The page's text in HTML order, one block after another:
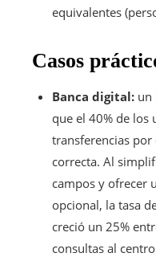
equivalentes
Casos
Banca digital: un
que el 40% de los
transferencias por
correcta. Al
campos y ofrecer
opcional, la tasa
creció un 25%
consultas al